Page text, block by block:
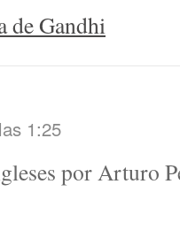
de Gandhi
1:25
por Arturo